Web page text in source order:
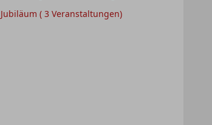
Jubiläum ( 3 Veranstaltungen)